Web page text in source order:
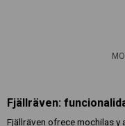
Fjällräven:
Fjällräven ofrece mochilas